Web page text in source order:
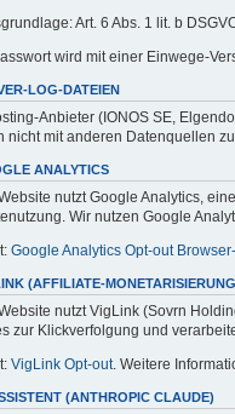
Art. 6 Abs. 1 lit. b
wird mit einer Einwege-
LOG-DATEIEN
Anbieter (IONOS SE,
nicht mit anderen Datenquellen
ANALYTICS
nutzt Google Analytics,
Wir nutzen Google
Google Analytics Opt-out
(AFFILIATE-
nutzt VigLink (Sovrn
zur Klickverfolgung und
VigLink Opt-out. Weitere
(ANTHROPIC CLAUDE)